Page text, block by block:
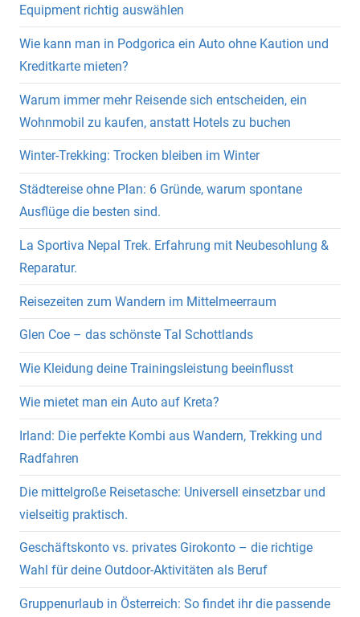
Equipment richtig auswählen
Wie kann man in Podgorica ein Auto ohne Kaution und
Kreditkarte mieten?
Warum immer mehr Reisende sich entscheiden, ein
Wohnmobil zu kaufen, anstatt Hotels zu buchen
Winter-Trekking: Trocken bleiben im Winter
Städtereise ohne Plan: 6 Gründe, warum spontane
Ausflüge die besten sind.
La Sportiva Nepal Trek. Erfahrung mit Neubesohlung &
Reparatur.
Reisezeiten zum Wandern im Mittelmeerraum
Glen Coe – das schönste Tal Schottlands
Wie Kleidung deine Trainingsleistung beeinflusst
Wie mietet man ein Auto auf Kreta?
Irland: Die perfekte Kombi aus Wandern, Trekking und
Radfahren
Die mittelgroße Reisetasche: Universell einsetzbar und
vielseitig praktisch.
Geschäftskonto vs. privates Girokonto – die richtige
Wahl für deine Outdoor-Aktivitäten als Beruf
Gruppenurlaub in Österreich: So findet ihr die passende